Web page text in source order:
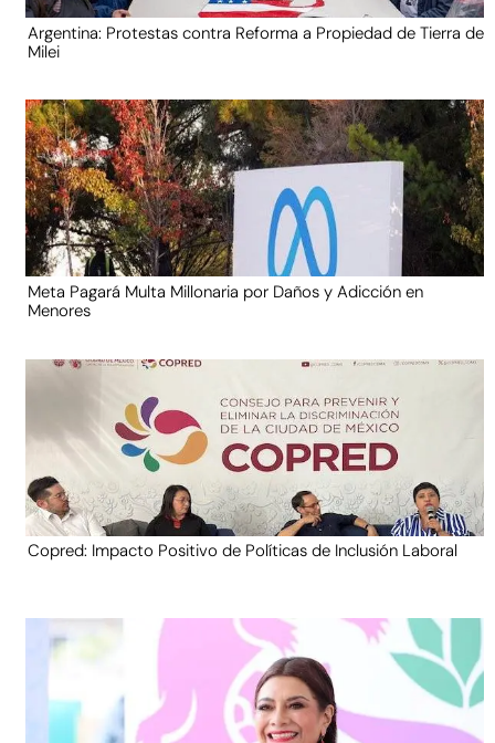
Argentina: Protestas contra Reforma a Propiedad de Tierra de
Milei
Meta Pagará Multa Millonaria por Daños y Adicción en
Menores
Copred: Impacto Positivo de Políticas de Inclusión Laboral